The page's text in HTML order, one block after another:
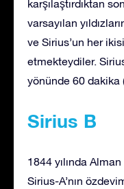
karşılaştırdıktan
varsayılan
ve Sirius’un her
etmekteydiler.
yönünde 60 dakika
Sirius B
1844 yılında
Sirius-A’nın